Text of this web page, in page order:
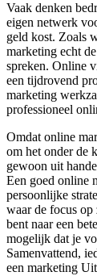
Vaak denken
eigen netwerk
geld kost. Zoals
marketing echt
spreken. Online
een tijdrovend
marketing
professioneel
Omdat online
om het onder de
gewoon uit
Een goed online
persoonlijke
waar de focus
bent naar een
mogelijk dat je
Samenvattend,
een marketing